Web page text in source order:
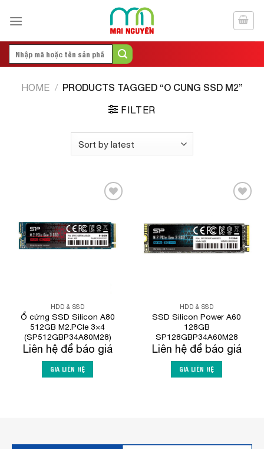
Search
HOME / PRODUCTS TAGGED “O CUNG SSD M2”
FILTER
HDD & SSD
Ổ cứng SSD Silicon A80
512GB M2.PCIe 3×4
(SP512GBP34A80M28)
Liên hệ để báo giá
GIÁ LIÊN HỆ
HDD & SSD
SSD Silicon Power A60
128GB
SP128GBP34A60M28
Liên hệ để báo giá
GIÁ LIÊN HỆ